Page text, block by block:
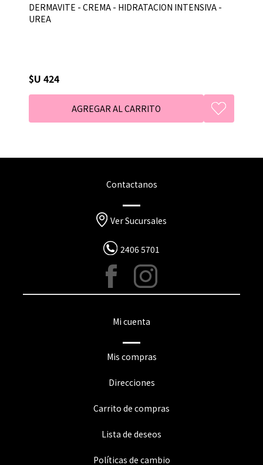
DERMAVITE - CREMA - HIDRATACION INTENSIVA -
UREA
$U 424
Contactanos
Ver Sucursales
2406 5701
Mi cuenta
Mis compras
Direcciones
Carrito de compras
Lista de deseos
Políticas de cambio